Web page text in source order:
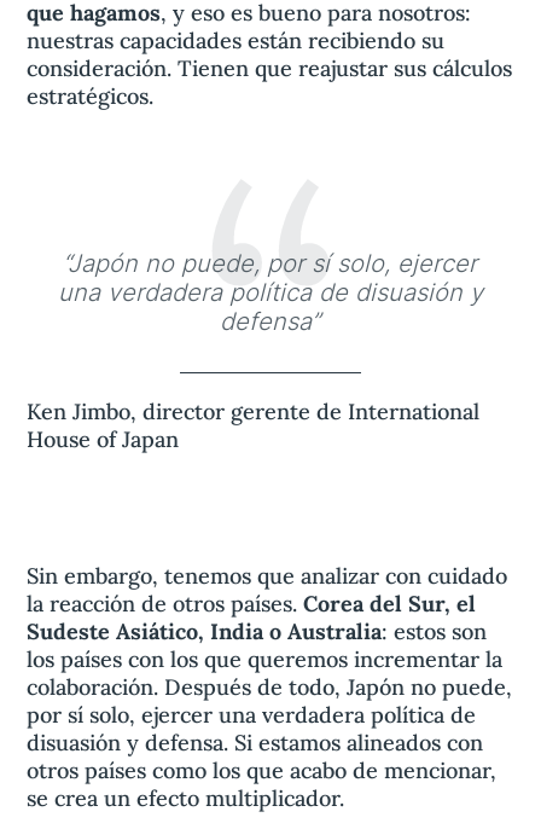
que hagamos, y eso es bueno para nosotros:
nuestras capacidades están recibiendo su
consideración. Tienen que reajustar sus cálculos
estratégicos.
“Japón no puede, por sí solo, ejercer
una verdadera política de disuasión y
defensa”
Ken Jimbo, director gerente de International
House of Japan
“
Sin embargo, tenemos que analizar con cuidado
la reacción de otros países.Corea del Sur, el
Sudeste Asiático, India o Australia: estos son
los países con los que queremos incrementar la
colaboración. Después de todo, Japón no puede,
por sí solo, ejercer una verdadera política de
disuasión y defensa. Si estamos alineados con
otros países como los que acabo de mencionar,
se crea un efecto multiplicador.